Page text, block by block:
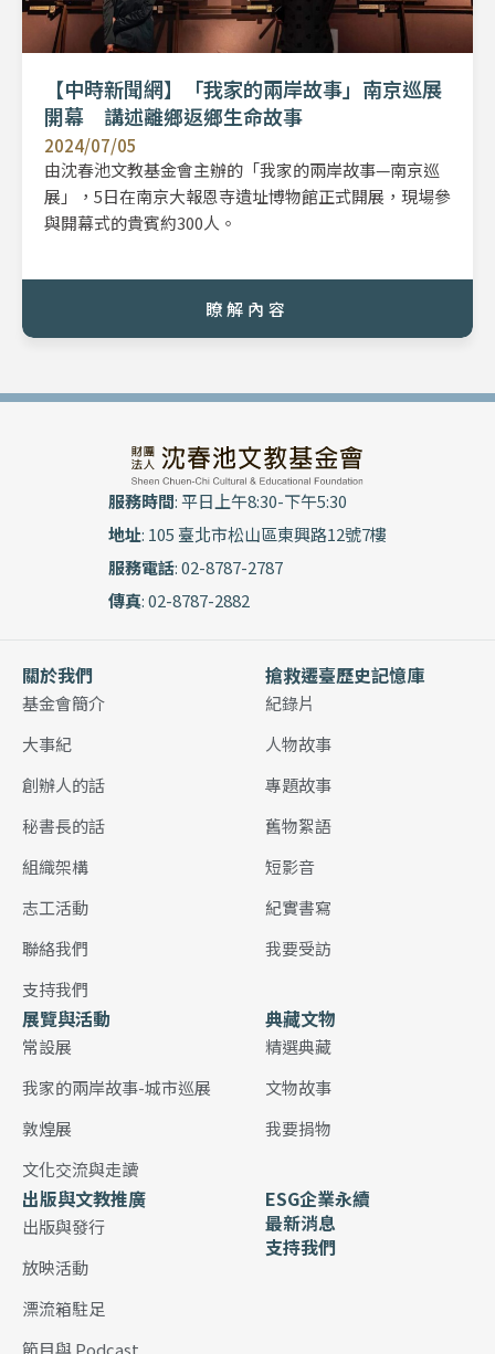
【中時新聞網】「我家的兩岸故事」南京巡展
開幕 講述離鄉返鄉生命故事
2024/07/05
由沈春池文教基金會主辦的「我家的兩岸故事—南京巡
展」，5日在南京大報恩寺遺址博物館正式開展，現場參
與開幕式的貴賓約300人。
瞭解內容
服務時間: 平日上午8:30-下午5:30
地址: 105 臺北市松山區東興路12號7樓
服務電話: 02-8787-2787
傳真: 02-8787-2882
關於我們
基金會簡介
大事紀
創辦人的話
秘書長的話
組織架構
志工活動
聯絡我們
支持我們
搶救遷臺歷史記憶庫
紀錄片
人物故事
專題故事
舊物絮語
短影音
紀實書寫
我要受訪
展覽與活動
常設展
我家的兩岸故事-城市巡展
敦煌展
文化交流與走讀
典藏文物
精選典藏
文物故事
我要捐物
出版與文教推廣
出版與發行
放映活動
漂流箱駐足
節目與 Podcast
ESG企業永續
最新消息
支持我們